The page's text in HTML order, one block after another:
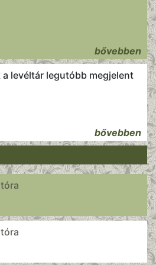
bővebben
levéltár legutóbb megjelent
bővebben